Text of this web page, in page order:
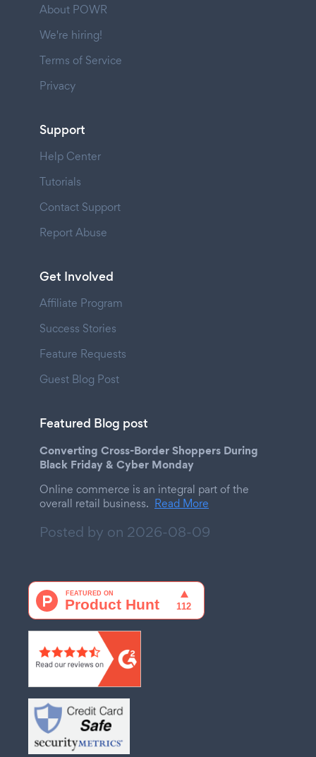
About POWR
We're hiring!
Terms of Service
Privacy
Support
Help Center
Tutorials
Contact Support
Report Abuse
Get Involved
Affiliate Program
Success Stories
Feature Requests
Guest Blog Post
Featured Blog post
Converting Cross-Border Shoppers During
Black Friday & Cyber Monday
Online commerce is an integral part of the
overall retail business. Read More
Posted by on 2026-08-09